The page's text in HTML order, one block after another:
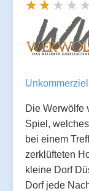
Unkommerziell
Die Werwölfe
Spiel,
bei einem
zerklüfteten
kleine Dorf
Dorf jede